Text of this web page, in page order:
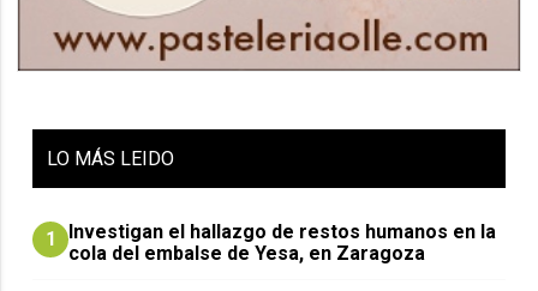
LO MÁS LEIDO
1
Investigan el hallazgo de restos humanos en la
cola del embalse de Yesa, en Zaragoza